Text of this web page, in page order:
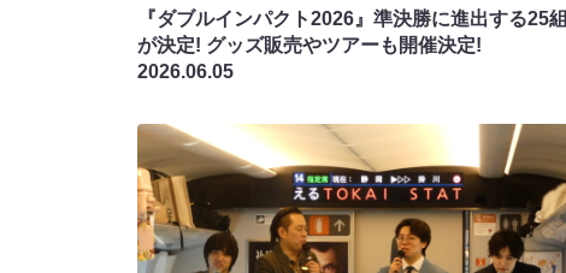
『ダブルインパクト2026』準決勝に進出する25組
が決定! グッズ販売やツアーも開催決定!
2026.06.05